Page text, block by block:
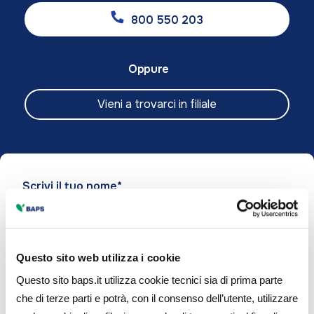
Questo sito web utilizza i cookie
Questo sito baps.it utilizza cookie tecnici sia di prima parte
che di terze parti e potrà, con il consenso dell’utente, utilizzare
800 550 203
Oppure
Vieni a trovarci in filiale
Please
leave
empty.
Scrivi il tuo nome*
Scrivi il tuo cognome*